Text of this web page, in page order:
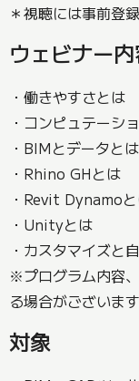
＊視聴には事前登
ウェビナー
・働きやすさとは
・コンピュテーシ
・BIMとデータとは
・Rhino GHとは
・Revit Dynamo
・Unityとは
・カスタマイズと
※プログラム内容
る場合がございま
対象